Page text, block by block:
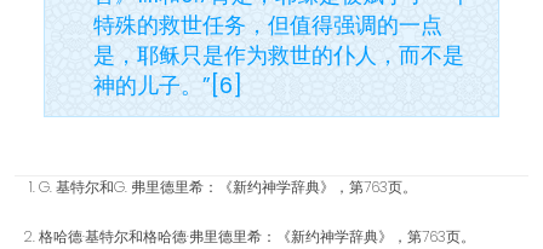
特殊的救世任务，但值得强调的一点
是，耶稣只是作为救世的仆人，而不是
神的儿子。”[6]
G. 基特尔和G. 弗里德里希：《新约神学辞典》，第763页。
格哈德·基特尔和格哈德·弗里德里希：《新约神学辞典》，第763页。